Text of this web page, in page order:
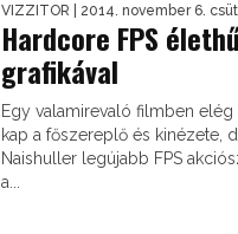
VIZZITOR | 2014. november 6.
Hardcore FPS
grafikával
Egy valamirevaló filmben
kap a főszereplő és kinézete,
Naishuller legújabb FPS
a...